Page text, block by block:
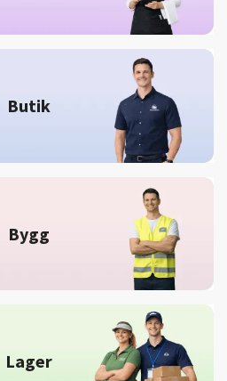
Butik
Bygg
Lager